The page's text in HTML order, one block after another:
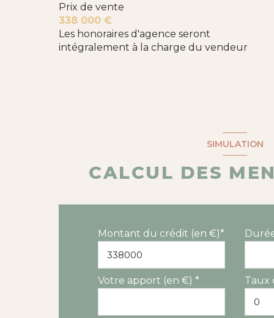
Prix de vente
338 000 €
Les honoraires d'agence seront
intégralement à la charge du vendeur
SIMULATION
CALCUL DES
Montant du crédit (en €)*
Votre apport (en €) * Taux